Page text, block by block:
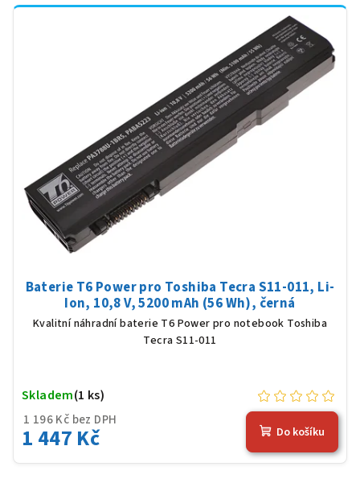
Baterie T6 Power pro Toshiba Tecra S11-011, Li-
Ion, 10,8 V, 5200 mAh (56 Wh), černá
Kvalitní náhradní baterie T6 Power pro notebook Toshiba
Tecra S11-011
1 196 Kč bez DPH
1 447 Kč
Skladem(1 ks)
Do košíku